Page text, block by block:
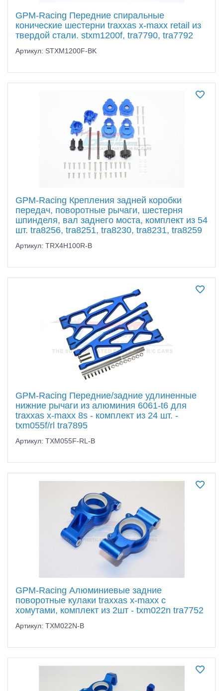
GPM-Racing Передние спиральные
конические шестерни traxxas x-maxx retail из
твердой стали. stxm1200f, tra7790, tra7792
Артикул: STXM1200F-BK
GPM-Racing Крепления задней коробки
передач, поворотные рычаги, шестерня
шпинделя, вал заднего моста, комплект из 54
шт. tra8256, tra8251, tra8230, tra8231, tra8259
Артикул: TRX4H100R-B
GPM-Racing Передние/задние удлиненные
нижние рычаги из алюминия 6061-t6 для
traxxas x-maxx 8s - комплект из 24 шт. -
txm055f/rl tra7895
Артикул: TXM055F-RL-B
GPM-Racing Алюминиевые задние
поворотные кулаки traxxas x-maxx с
хомутами, комплект из 2шт - txm022n tra7752
Артикул: TXM022N-B